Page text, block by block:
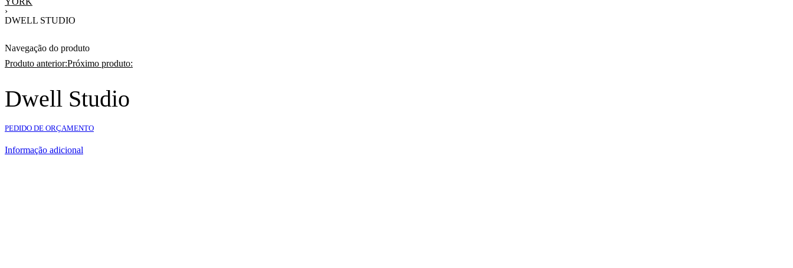
›
DWELL STUDIO
Navegação do produto
Produto anterior:Próximo produto:
Dwell Studio
PEDIDO DE ORÇAMENTO
Informação adicional